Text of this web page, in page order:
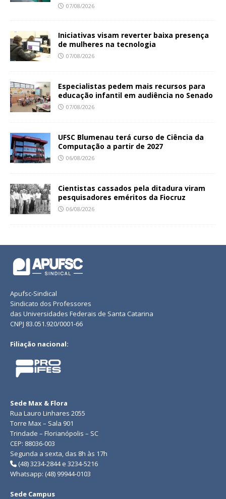
07/08/2026
Iniciativas visam reverter baixa presença
de mulheres na tecnologia
07/08/2026
Especialistas pedem mais recursos para
educação infantil em audiência no Senado
07/08/2026
UFSC Blumenau terá curso de Ciência da
Computação a partir de 2027
06/08/2026
Cientistas cassados pela ditadura viram
pesquisadores eméritos da Fiocruz
06/08/2026
Apufsc-Sindical
Sindicato dos Professores
das Universidades Federais de Santa Catarina
CNPJ 83.051.920/0001-66
Filiação nacional:
Sede Max & Flora
Rua Lauro Linhares 2055
Torre Max – Sala 901
Trindade – Florianópolis – SC
CEP: 88036-003
Segunda a sexta, das 8h às 17h
(48) 3234-2844 e 3234-5216
Whatsapp: (48) 99944-0103
Sede Campus